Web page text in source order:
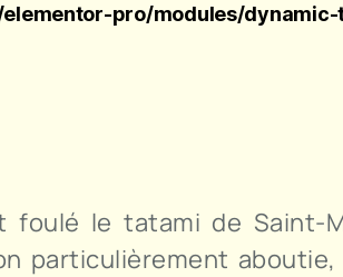
pro/modules/
le tatami de Saint-
particulièrement